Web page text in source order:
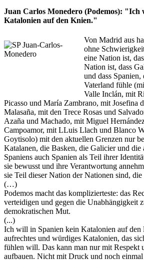
Juan Carlos Monedero (Podemos): "Ich
Katalonien auf den Knien."
Von Madrid aus
ohne
eine Nation ist,
Nation ist, dass
und dass Spanien,
Vaterland fühle
Valle Inclán, mit
Picasso und María Zambrano, mit Josefina
Malasaña, mit den Trece Rosas und
Azaña und Machado, mit Miguel
Campoamor, mit LLuis Llach und Blanco
Goytisolo) mit den aktuellen Grenzen nur
Katalanen, die Basken, die Galicier und die
Spaniens auch Spanien als Teil ihrer
sie bewusst und ihre Verantwortung
sie Teil dieser Nation der Nationen sind, die
(…)
Podemos macht das komplizierteste: das
verteidigen und gegen die Unabhängigkeit
demokratischen Mut.
(...)
Ich will in Spanien kein Katalonien auf den
aufrechtes und würdiges Katalonien, das
fühlen will. Das kann man nur mit Respekt
aufbauen. Nicht mit Druck und noch